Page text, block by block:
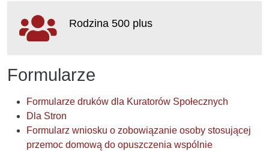
Formularze
Formularze druków dla Kuratorów Społecznych
Dla Stron
Formularz wniosku o zobowiązanie osoby stosującej
przemoc domową do opuszczenia wspólnie
Rodzina 500 plus